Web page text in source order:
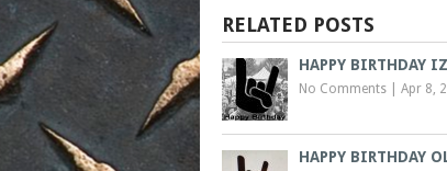
RELATED POSTS
HAPPY BIRTHDAY
No Comments Apr 8,
HAPPY BIRTHDAY